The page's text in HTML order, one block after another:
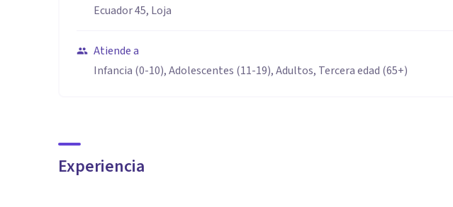
Ecuador 45, Loja
Atiende a
Infancia (0-10), Adolescentes (11-19), Adultos, Tercera edad (65+)
Experiencia